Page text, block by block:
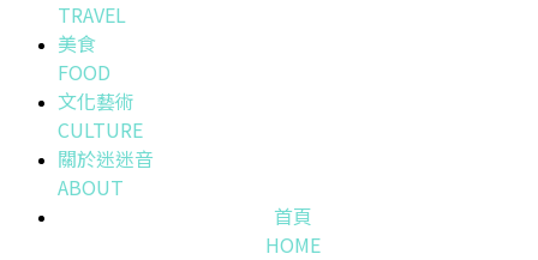
TRAVEL
美食
FOOD
文化藝術
CULTURE
關於迷迷音
ABOUT
首頁
HOME